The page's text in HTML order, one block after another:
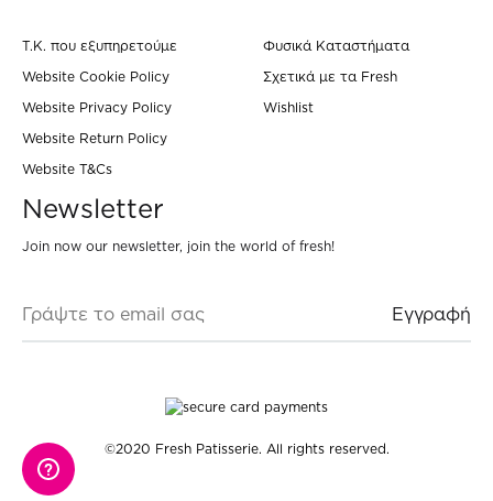
Τ.Κ. που εξυπηρετούμε
Website Cookie Policy
Website Privacy Policy
Website Return Policy
Website T&Cs
Φυσικά Καταστήματα
Σχετικά με τα Fresh
Wishlist
Newsletter
Join now our newsletter, join the world of fresh!
©2020 Fresh Patisserie. All rights reserved.